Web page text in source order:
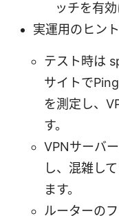
ッチを有
実運用のヒント
テスト時は
サイトで
を測定し、
す。
VPNサーバ
し、混雑し
ます。
ルーターの